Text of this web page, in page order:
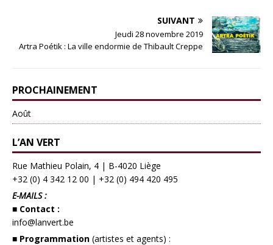
SUIVANT
Jeudi 28 novembre 2019
Artra Poétik : La ville endormie de Thibault Creppe
PROCHAINEMENT
Août
L’AN VERT
Rue Mathieu Polain, 4 | B-4020 Liège
+32 (0) 4 342 12 00 | +32 (0) 494 420 495
E-MAILS :
■ Contact :
info@lanvert.be
■ Programmation (artistes et agents) :